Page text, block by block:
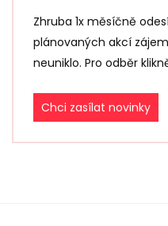
Zhruba 1x měsíčně
plánovaných akcí
neuniklo. Pro odběr
Chci zasílat novinky